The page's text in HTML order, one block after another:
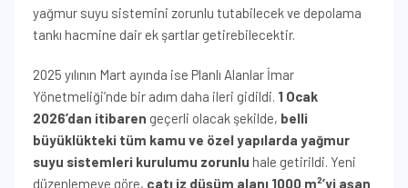
yağmur suyu sistemini zorunlu tutabilecek ve depolama
tankı hacmine dair ek şartlar getirebilecektir.
2025 yılının Mart ayında ise Planlı Alanlar İmar
Yönetmeliği’nde bir adım daha ileri gidildi. 1 Ocak
2026’dan itibaren geçerli olacak şekilde, belli
büyüklükteki tüm kamu ve özel yapılarda yağmur
suyu sistemleri kurulumu zorunlu hale getirildi. Yeni
düzenlemeye göre, çatı iz düşüm alanı 1000 m²’yi aşan